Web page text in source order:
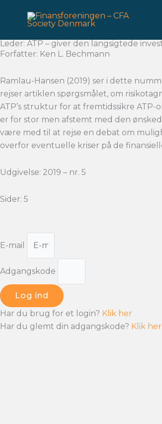
Leder: ATP – giver den langsigtede
Forfatter: Ken L. Bechmann
Ramlau-Hansen (2019) ser i dette
rejser artiklen spørgsmålet, om
ATP’s struktur for at fremtidssikre ATP-
er for stor men afstemt med den
være med til at rejse en debat om
overfor eventuelle kriser på de
Udgivelse: 2019 – nr. 5
Sider: 5
E-mail
Adgangskode
Log ind
Har du brug for et login? Klik her
Har du glemt din adgangskode? Klik her